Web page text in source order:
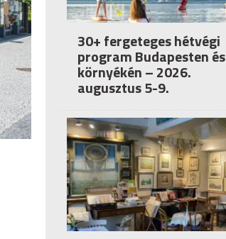
30+ fergeteges hétvégi
program Budapesten és
környékén – 2026.
augusztus 5-9.